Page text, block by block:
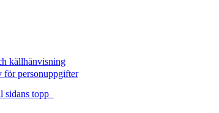
källhänvisning
personuppgifter
sidans topp